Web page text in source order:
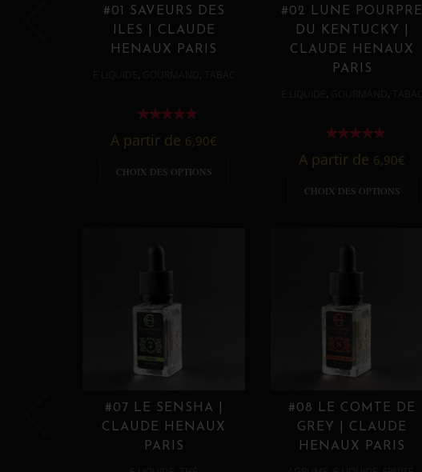
#01 SAVEURS DES
ILES | CLAUDE
HENAUX PARIS
, ,
A partir de 6,90€
CHOIX DES OPTIONS
#02 LUNE POURPRE
DU KENTUCKY |
CLAUDE HENAUX
PARIS
, ,
A partir de 6,90€
CHOIX DES OPTIONS
#07 LE SENSHA |
CLAUDE HENAUX
PARIS
#08 LE COMTE DE
GREY | CLAUDE
HENAUX PARIS